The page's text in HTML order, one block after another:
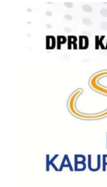
berdialog
agar
akan
warning)